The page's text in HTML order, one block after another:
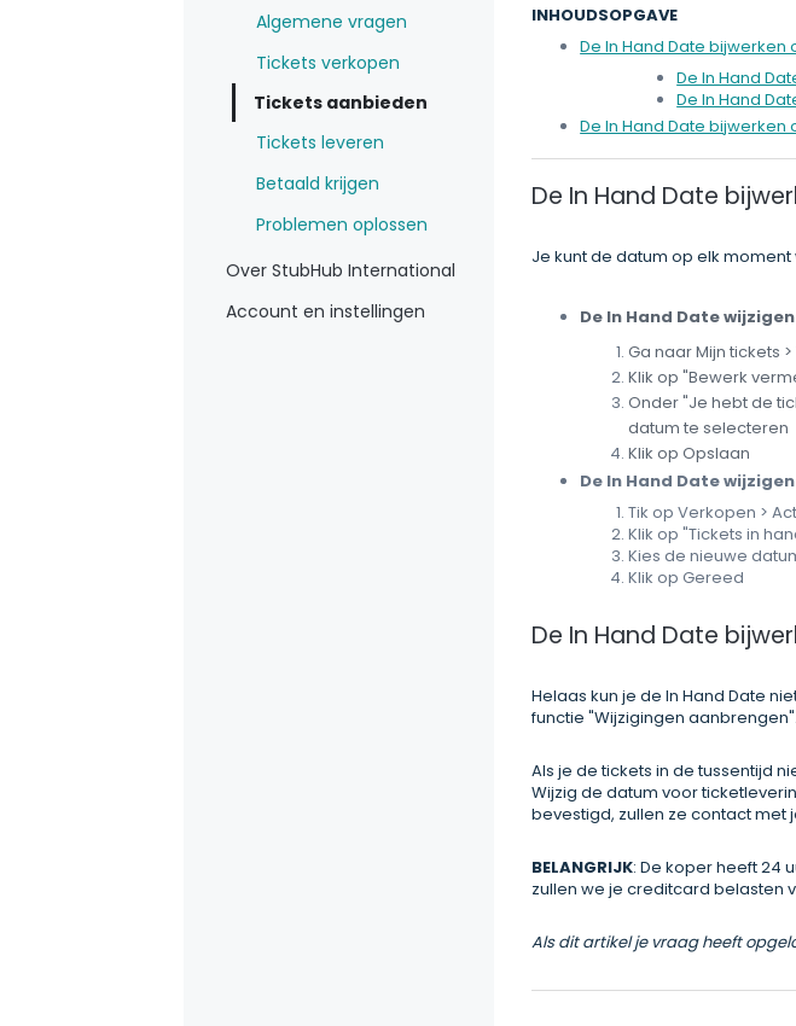
Algemene vragen
Tickets verkopen
Tickets aanbieden
Tickets leveren
Betaald krijgen
Problemen oplossen
Over StubHub International
Account en instellingen
INHOUDSOPGAVE
De In Hand Date
De In Hand
De In Hand
De In Hand Date
De In Hand Date
Je kunt de datum op elk
De In Hand Date
Ga naar Mijn tickets
Klik op "Bewerk
Onder "Je hebt de
datum te selecteren
Klik op Opslaan
De In Hand Date
Tik op Verkopen >
Klik op "Tickets in
Kies de nieuwe
Klik op Gereed
De In Hand Date
Helaas kun je de In Hand Date
functie "Wijzigingen
Als je de tickets in de tussentijd
Wijzig de datum voor
bevestigd, zullen ze contact
BELANGRIJK: De koper heeft 24
zullen we je creditcard belasten
Als dit artikel je vraag heeft